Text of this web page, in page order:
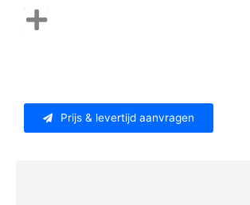
Prijs & levertijd aanvragen